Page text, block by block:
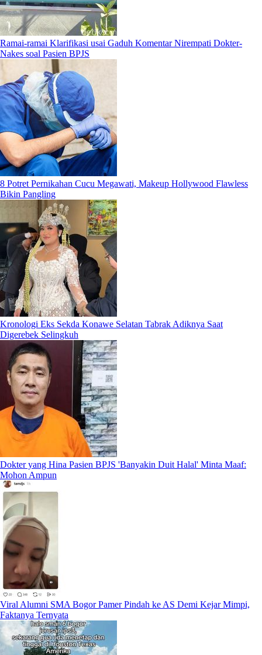
Ramai-ramai Klarifikasi usai Gaduh Komentar Nirempati Dokter-
Nakes soal Pasien BPJS
8 Potret Pernikahan Cucu Megawati, Makeup Hollywood Flawless
Bikin Pangling
Kronologi Eks Sekda Konawe Selatan Tabrak Adiknya Saat
Digerebek Selingkuh
Dokter yang Hina Pasien BPJS 'Banyakin Duit Halal' Minta Maaf:
Mohon Ampun
Viral Alumni SMA Bogor Pamer Pindah ke AS Demi Kejar Mimpi,
Faktanya Ternyata